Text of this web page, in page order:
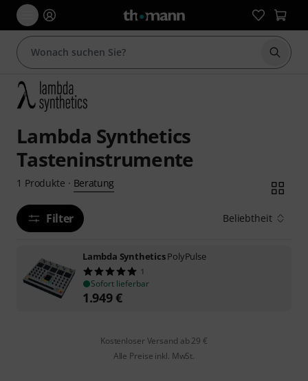
Suche
Lambda Synthetics
Tasteninstrumente
1 Produkte · Beratung
Filter Beliebtheit
Lambda SyntheticsPolyPulse
1
Sofort lieferbar
1.949€
Kostenloser Versand ab 29 €
Alle Preise inkl. MwSt.